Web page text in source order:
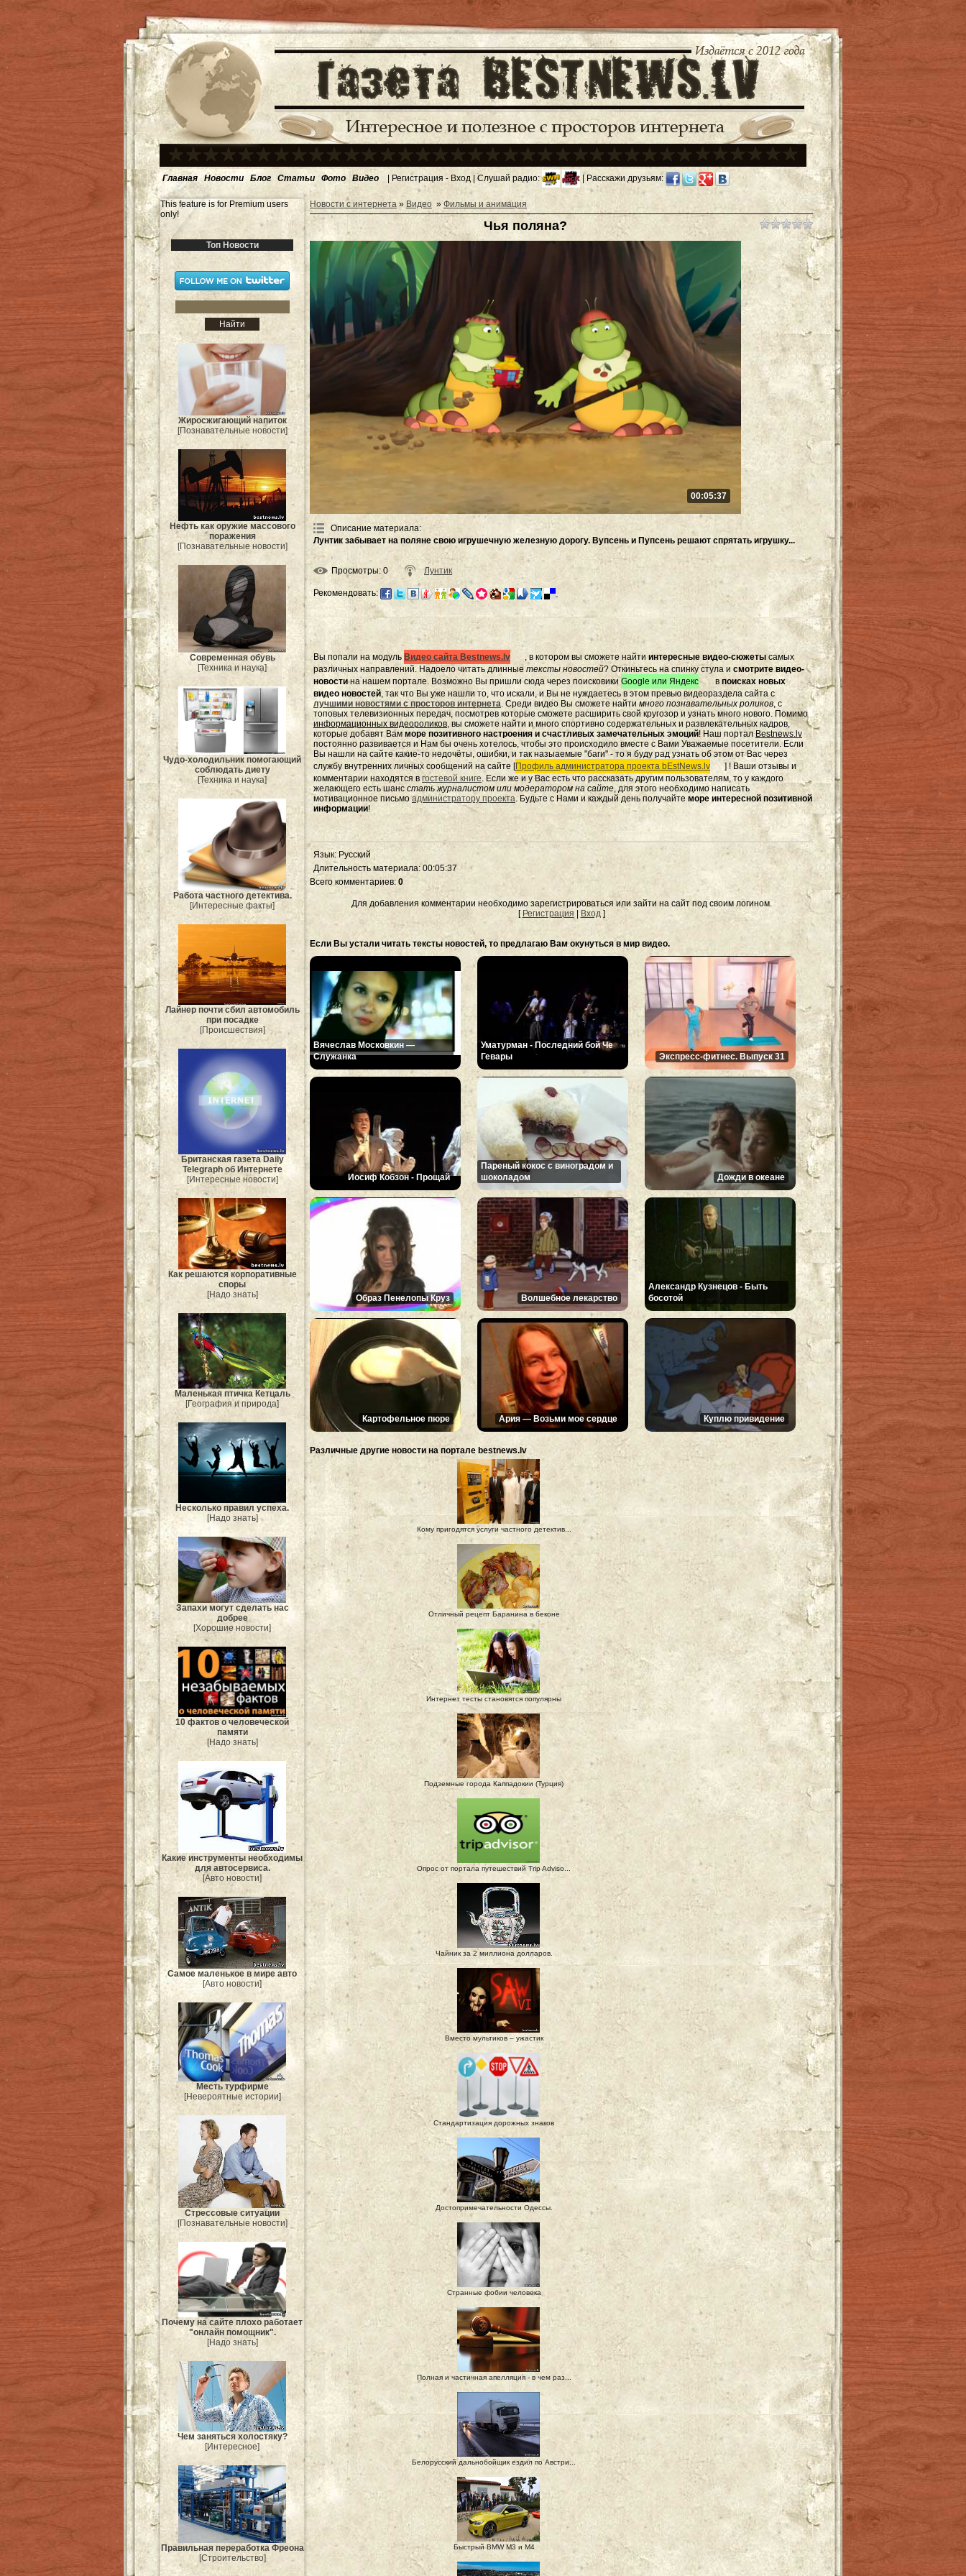
Главная Новости Блог Статьи Фото Видео | Регистрация - Вход | Слушай радио: | Расскажи друзьям:
This feature is for Premium users
only!
Топ Новости
Жиросжигающий напиток
[Познавательные новости]
Нефть как оружие массового
поражения
[Познавательные новости]
Современная обувь
[Техника и наука]
Чудо-холодильник помогающий
соблюдать диету
[Техника и наука]
Работа частного детектива.
[Интересные факты]
Лайнер почти сбил автомобиль
при посадке
[Происшествия]
Британская газета Daily
Telegraph об Интернете
[Интересные новости]
Как решаются корпоративные
споры
[Надо знать]
Маленькая птичка Кетцаль
[География и природа]
Несколько правил успеха.
[Надо знать]
Запахи могут сделать нас
добрее
[Хорошие новости]
10 фактов о человеческой
памяти
[Надо знать]
Какие инструменты необходимы
для автосервиса.
[Авто новости]
Самое маленькое в мире авто
[Авто новости]
Месть турфирме
[Невероятные истории]
Стрессовые ситуации
[Познавательные новости]
Почему на сайте плохо работает
"онлайн помощник".
[Надо знать]
Чем заняться холостяку?
[Интересное]
Правильная переработка Фреона
[Строительство]
Новости с интернета » Видео » Фильмы и анимация
Чья поляна?
00:05:37
Описание материала:
Лунтик забывает на поляне свою игрушечную железную дорогу. Вупсень и Пупсень решают спрятать игрушку...
Просмотры: 0 Лунтик
Рекомендовать:
Вы попали на модуль Видео сайта Bestnews.lv , в котором вы сможете найти интересные видео-сюжеты самых
различных направлений. Надоело читать длинные тексты новостей? Откиньтесь на спинку стула и смотрите видео-
новостина нашем портале. Возможно Вы пришли сюда через поисковики Google или Яндекс в поисках новых
видео новостей, так что Вы уже нашли то, что искали, и Вы не нуждаетесь в этом превью видеораздела сайта с
лучшими новостями с просторов интернета. Среди видео Вы сможете найти много познавательных роликов, с
топовых телевизионных передач, посмотрев которые сможете расширить свой кругозор и узнать много нового. Помимо
информационных видеороликов, вы сможете найти и много спортивно содержательных и развлекательных кадров,
которые добавят Вам море позитивного настроения и счастливых замечательных эмоций! Наш портал Bestnews.lv
постоянно развивается и Нам бы очень хотелось, чтобы это происходило вместе с Вами Уважаемые посетители. Если
Вы нашли на сайте какие-то недочёты, ошибки, и так назыаемые "баги" - то я буду рад узнать об этом от Вас через
службу внутренних личных сообщений на сайте [Профиль администратора проекта bEstNews.lv
] ! Ваши отзывы и
комментарии находятся в гостевой книге. Если же и у Вас есть что рассказать другим пользователям, то у каждого
желающего есть шанс стать журналистом или модератором на сайте, для этого необходимо написать
мотивационное письмоадминистратору проекта. Будьте с Нами и каждый день получайте море интересной позитивной
информации!
Язык: Русский
Длительность материала: 00:05:37
Всего комментариев: 0
Для добавления комментарии необходимо зарегистрироваться или зайти на сайт под своим логином.
[ Регистрация Вход]
Если Вы устали читать тексты новостей, то предлагаю Вам окунуться в мир видео.
Вячеслав Московкин —
Служанка
Уматурман - Последний бой Че
Гевары
Экспресс-фитнес. Выпуск 31
Иосиф Кобзон - Прощай
Пареный кокос с виноградом и
шоколадом
Дожди в океане
Образ Пенелопы Круз Волшебное лекарство
Александр Кузнецов - Быть
босотой
Картофельное пюре Ария — Возьми мое сердце Куплю привидение
Различные другие новости на портале bestnews.lv
Кому пригодятся услуги частного детектив...
Отличный рецепт Баранина в беконе
Интернет тесты становятся популярны
Подземные города Каппадокии (Турция)
Опрос от портала путешествий Trip Adviso...
Чайник за 2 миллиона долларов.
Вместо мультиков – ужастик
Стандартизация дорожных знаков
Достопримечательности Одессы.
Странные фобии человека
Полная и частичная апелляция - в чем раз...
Белорусский дальнобойщик ездил по Австри...
Быстрый BMW M3 и M4